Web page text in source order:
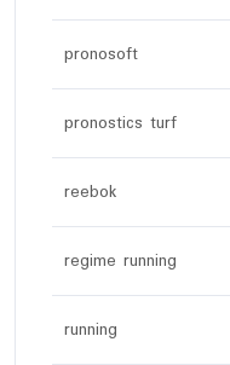
pronosoft
pronostics turf
reebok
regime running
running